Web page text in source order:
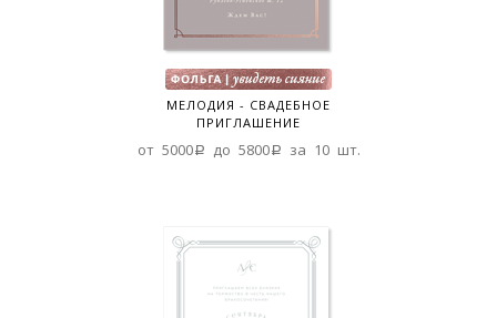
МЕЛОДИЯ - СВАДЕБНОЕ
ПРИГЛАШЕНИЕ
от 5000a до 5800a за 10 шт.